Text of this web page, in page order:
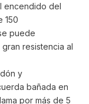
encendido del
150
puede
resistencia al
y
bañada en
por más de 5